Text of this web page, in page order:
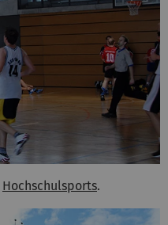
Hochschulsports.